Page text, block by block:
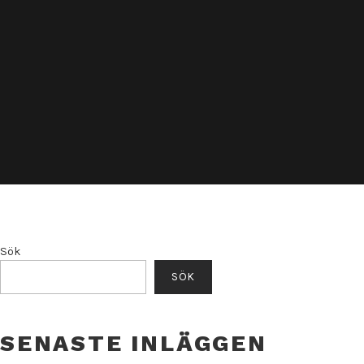
Sök
SÖK
SENASTE INLÄGGEN